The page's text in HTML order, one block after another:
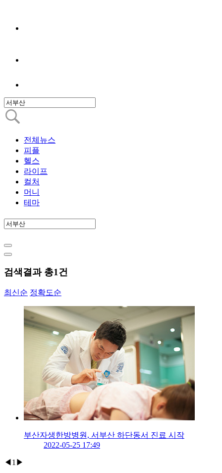
전체뉴스
피플
헬스
라이프
컬처
머니
테마
검색결과 총1건
최신순 정확도순
부산자생한방병원, 서부산 하단동서 진료 시작
2022-05-25 17:49
◀ 1 ▶